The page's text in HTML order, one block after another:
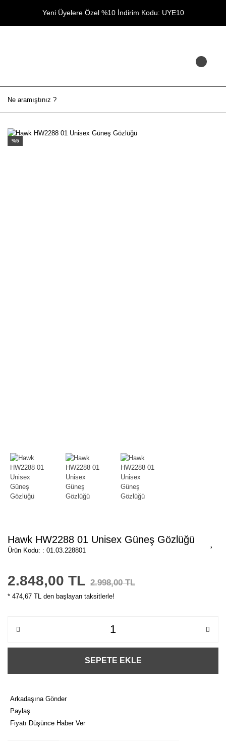
Yeni Üyelere Özel %10 İndirim Kodu: UYE10
%5
Hawk HW2288 01 Unisex Güneş Gözlüğü
Ürün Kodu: : 01.03.228801
2.848,00 TL 2.998,00 TL
* 474,67 TL den başlayan taksitlerle!
SEPETE EKLE
Arkadaşına Gönder
Paylaş
Fiyatı Düşünce Haber Ver